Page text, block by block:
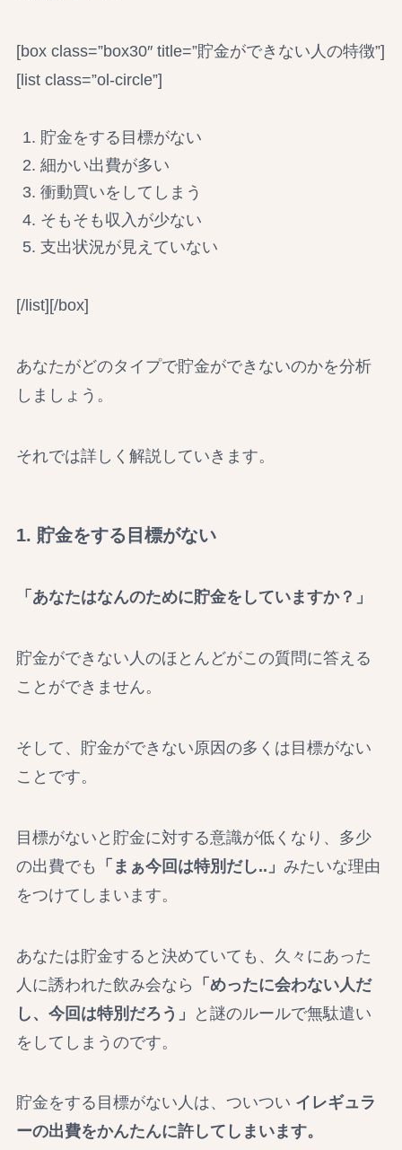
[box class=”box30″ title=”貯金ができない人の特徴”]
[list class=”ol-circle”]
貯金をする目標がない
細かい出費が多い
衝動買いをしてしまう
そもそも収入が少ない
支出状況が見えていない
[/list][/box]
あなたがどのタイプで貯金ができないのかを分析
しましょう。
それでは詳しく解説していきます。
1. 貯金をする目標がない
「あなたはなんのために貯金をしていますか？」
貯金ができない人のほとんどがこの質問に答える
ことができません。
そして、貯金ができない原因の多くは目標がない
ことです。
目標がないと貯金に対する意識が低くなり、多少
の出費でも
「まぁ今回は特別だし..」 みたいな理由
をつけてしまいます。
あなたは貯金すると決めていても、久々にあった
人に誘われた飲み会なら
「めったに会わない人だ
し、今回は特別だろう」
と謎のルールで無駄遣い
をしてしまうのです。
貯金をする目標がない人は、ついつい イレギュラ
ーの出費をかんたんに許してしまいます。